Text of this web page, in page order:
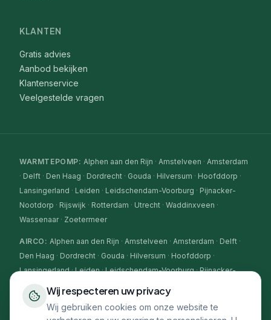
Wij respecteren uw privacy
Wij gebruiken cookies om onze website te
KLANTEN
Gratis advies
Aanbod bekijken
Klantenservice
Veelgestelde vragen
WARMTEPOMP:Alphen aan den Rijn ·Amstelveen ·Amsterdam
· Delft · Den Haag · Dordrecht · Gouda · Hilversum · Hoofddorp ·
Lansingerland · Leiden · Leidschendam-Voorburg · Pijnacker-
Nootdorp · Rijswijk · Rotterdam · Utrecht · Waddinxveen ·
Wassenaar· Zoetermeer
AIRCO :Alphen aan den Rijn ·Amstelveen ·Amsterdam · Delft ·
Den Haag · Dordrecht · Gouda · Hilversum · Hoofddorp ·
Lansingerland·Leiden·Leidschendam-Voorburg·Pijnacker-
Nootdorp
Wassenaar· Zoetermeer